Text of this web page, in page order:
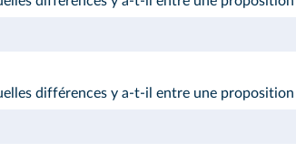
différences y a‑t‑il entre une